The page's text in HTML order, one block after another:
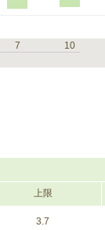
7
10
上限
3.7